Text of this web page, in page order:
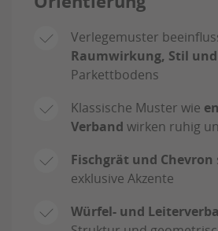
Verlegemuster
Raumwirkung, Stil
Parkettbodens
Klassische Muster wie
Verband wirken ruhig
Fischgrät und Chevron
exklusive Akzente
Würfel- und